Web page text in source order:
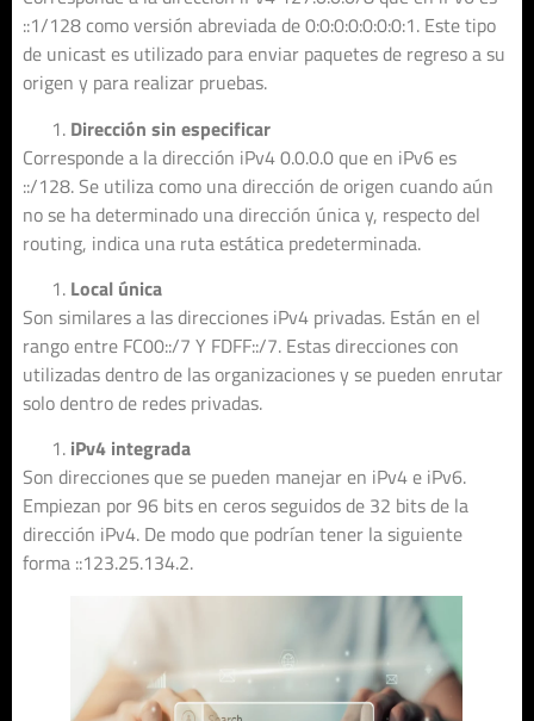
::1/128 como versión abreviada de 0:0:0:0:0:0:0:1. Este tipo
de unicast es utilizado para enviar paquetes de regreso a su
origen y para realizar pruebas.
Dirección sin especificar
Corresponde a la dirección iPv4 0.0.0.0 que en iPv6 es
::/128. Se utiliza como una dirección de origen cuando aún
no se ha determinado una dirección única y, respecto del
routing, indica una ruta estática predeterminada.
Local única
Son similares a las direcciones iPv4 privadas. Están en el
rango entre FC00::/7 Y FDFF::/7. Estas direcciones con
utilizadas dentro de las organizaciones y se pueden enrutar
solo dentro de redes privadas.
iPv4 integrada
Son direcciones que se pueden manejar en iPv4 e iPv6.
Empiezan por 96 bits en ceros seguidos de 32 bits de la
dirección iPv4. De modo que podrían tener la siguiente
forma ::123.25.134.2.